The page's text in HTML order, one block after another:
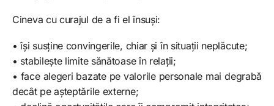
Cineva cu curajul de a fi el însuși:
• își susține convingerile, chiar și în situații neplăcute;
• stabilește limite sănătoase în relații;
• face alegeri bazate pe valorile personale mai degrabă
decât pe așteptările externe;